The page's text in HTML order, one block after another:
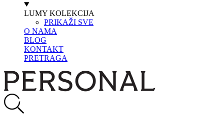
LUMY KOLEKCIJA
PRIKAŽI SVE
O NAMA
BLOG
KONTAKT
PRETRAGA